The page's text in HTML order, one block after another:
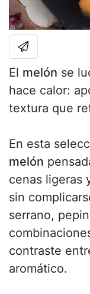
El melón se
hace calor:
textura que
En esta
melón
cenas ligeras
sin
serrano,
contraste
aromático.